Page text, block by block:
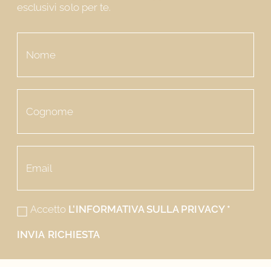
esclusivi solo per te.
Accetto L’INFORMATIVA SULLA PRIVACY *
INVIA RICHIESTA